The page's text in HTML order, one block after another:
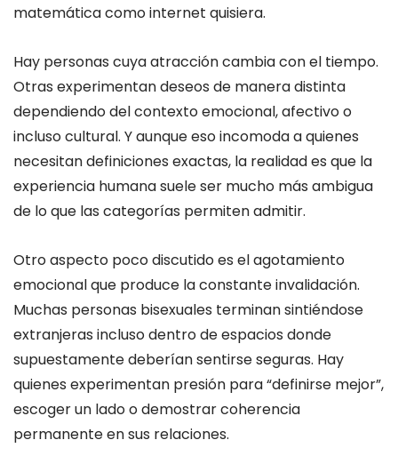
matemática como internet quisiera.
Hay personas cuya atracción cambia con el tiempo.
Otras experimentan deseos de manera distinta
dependiendo del contexto emocional, afectivo o
incluso cultural. Y aunque eso incomoda a quienes
necesitan definiciones exactas, la realidad es que la
experiencia humana suele ser mucho más ambigua
de lo que las categorías permiten admitir.
Otro aspecto poco discutido es el agotamiento
emocional que produce la constante invalidación.
Muchas personas bisexuales terminan sintiéndose
extranjeras incluso dentro de espacios donde
supuestamente deberían sentirse seguras. Hay
quienes experimentan presión para “definirse mejor”,
escoger un lado o demostrar coherencia
permanente en sus relaciones.